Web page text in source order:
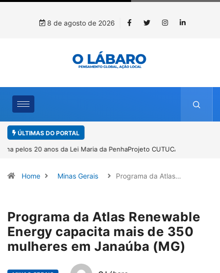
8 de agosto de 2026
ÚLTIMAS DO PORTAL
Projeto CUTUCAR abre nova edição e semeia o futuro por meio da
Home Minas Gerais Programa da Atlas…
Programa da Atlas Renewable
Energy capacita mais de 350
mulheres em Janaúba (MG)